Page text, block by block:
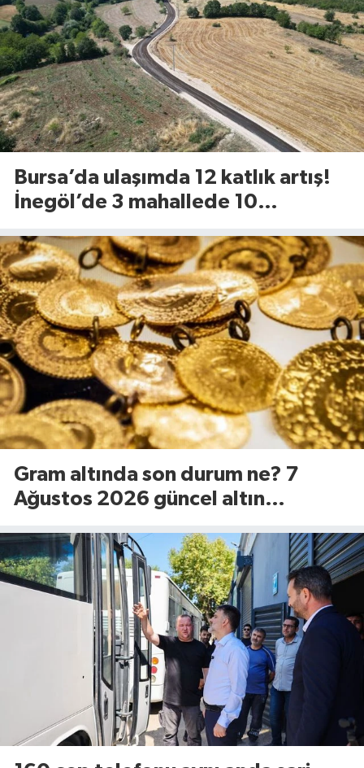
Bursa’da ulaşımda 12 katlık artış!
İnegöl’de 3 mahallede 10
Gram altında son durum ne? 7
Ağustos 2026 güncel altın